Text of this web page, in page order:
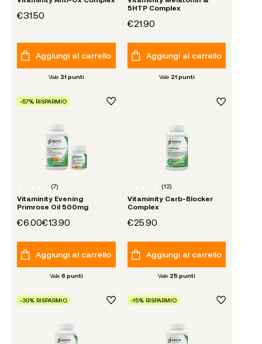
€31.50
Aggiungi al carrello
Vale 31punti
5HTP Complex
€21.90
Aggiungi al carrello
Vale 21 punti
-57% RISPARMIO
(7)
Vitaminity Evening
Primrose Oil 500mg
€6.00€13.90
Aggiungi al carrello
Vale 6 punti
(12)
Vitaminity Carb-Blocker
Complex
€25.90
Aggiungi al carrello
Vale 25 punti
-30% RISPARMIO -15% RISPARMIO